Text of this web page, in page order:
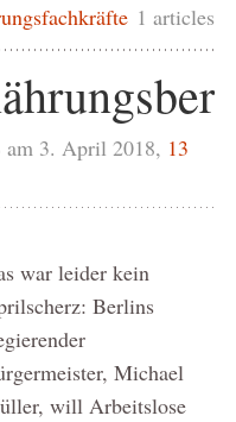
1 articles
am 3. April 2018, 13
war leider kein
Berlins
Michael
will Arbeitslose